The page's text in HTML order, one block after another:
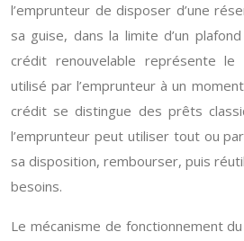
l’emprunteur de disposer d’une
sa guise, dans la limite d’un
crédit renouvelable représente le
utilisé par l’emprunteur à un
crédit se distingue des prêts
l’emprunteur peut utiliser tout ou
sa disposition, rembourser, puis
besoins.
Le mécanisme de fonctionnement